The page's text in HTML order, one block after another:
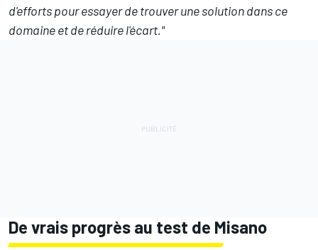
d'efforts pour essayer de trouver une solution dans ce
domaine et de réduire l'écart."
De vrais progrès au test de Misano